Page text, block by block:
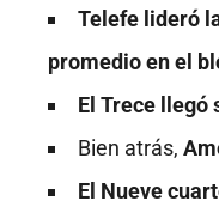
Telefe lideró
promedio en el
El Trece llegó
Bien atrás,
El Nueve